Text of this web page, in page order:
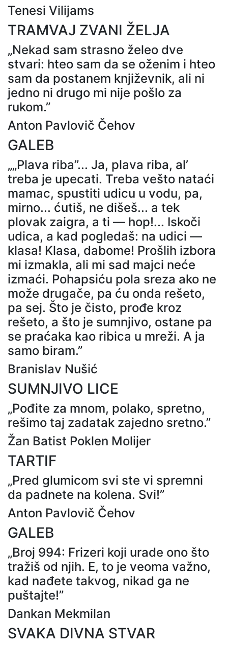
Tenesi Vilijams
TRAMVAJ ZVANI ŽELJA
„Nekad sam strasno želeo dve
stvari: hteo sam da se oženim i hteo
sam da postanem književnik, ali ni
jedno ni drugo mi nije pošlo za
rukom.”
Anton Pavlovič Čehov
GALEB
„„Plava riba”... Ja, plava riba, al’
treba je upecati. Treba vešto nataći
mamac, spustiti udicu u vodu, pa,
mirno... ćutiš, ne dišeš... a tek
plovak zaigra, a ti — hop!... Iskoči
udica, a kad pogledaš: na udici —
klasa! Klasa, dabome! Prošlih izbora
mi izmakla, ali mi sad majci neće
izmaći. Pohapsiću pola sreza ako ne
može drugače, pa ću onda rešeto,
pa sej. Što je čisto, prođe kroz
rešeto, a što je sumnjivo, ostane pa
se praćaka kao ribica u mreži. A ja
samo biram.”
Branislav Nušić
SUMNJIVO LICE
„Pođite za mnom, polako, spretno,
rešimo taj zadatak zajedno sretno.”
Žan Batist Poklen Molijer
TARTIF
„Pred glumicom svi ste vi spremni
da padnete na kolena. Svi!”
Anton Pavlovič Čehov
GALEB
„Broj 994: Frizeri koji urade ono što
tražiš od njih. E, to je veoma važno,
kad nađete takvog, nikad ga ne
puštajte!”
Dankan Mekmilan
SVAKA DIVNA STVAR